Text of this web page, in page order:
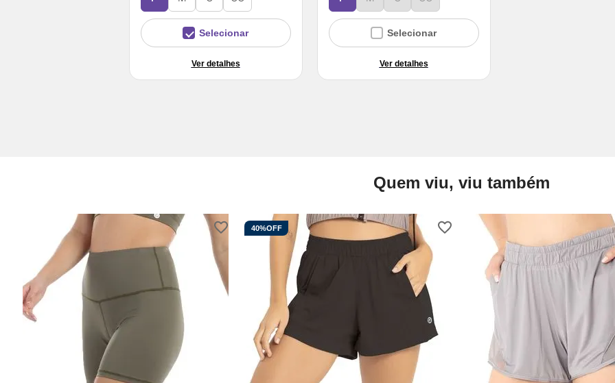
Selecionar
Ver detalhes
Selecionar
Ver detalhes
Quem viu, viu também
40%OFF